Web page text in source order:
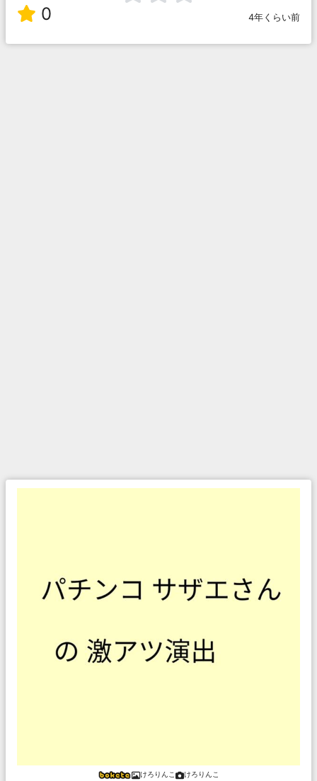
0 4年くらい前
けろりんこ けろりんこ